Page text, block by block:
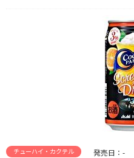
チューハイ・カクテル 発売日：-